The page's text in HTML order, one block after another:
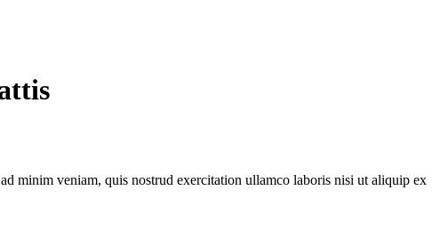
minim veniam, quis nostrud exercitation ullamco laboris nisi ut aliquip ex